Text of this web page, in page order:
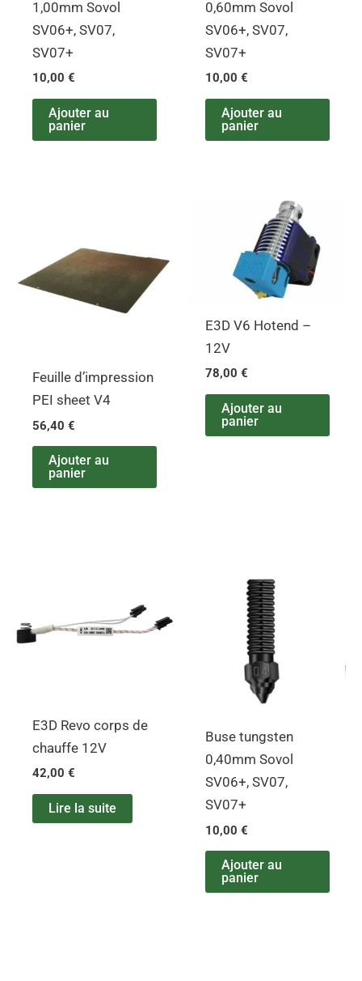
1,00mm Sovol
SV06+, SV07,
SV07+
10,00€
Ajouter au
panier
0,60mm Sovol
SV06+, SV07,
SV07+
10,00€
Ajouter au
panier
Feuille d’impression
PEI sheet V4
56,40€
Ajouter au
panier
E3D V6 Hotend –
12V
78,00€
Ajouter au
panier
E3D Revo corps de
chauffe 12V
42,00€
Lire la suite
Buse tungsten
0,40mm Sovol
SV06+, SV07,
SV07+
10,00€
Ajouter au
panier